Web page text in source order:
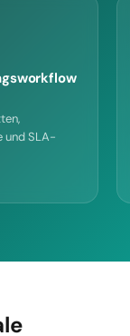
und SLA-